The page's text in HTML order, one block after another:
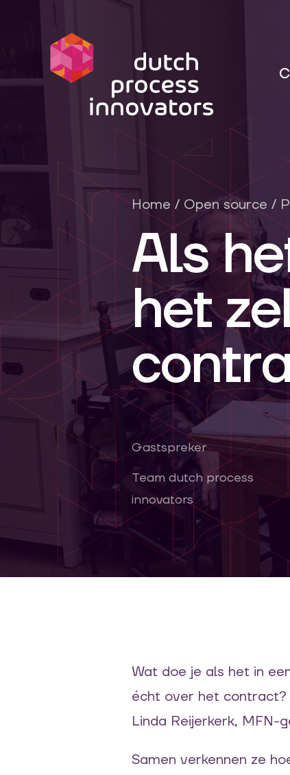
Home / Open source /
Als
het
Gastspreker
Team dutch process
innovators
Wat doe je als het in
écht over het
Linda Reijerkerk,
Samen verkennen ze